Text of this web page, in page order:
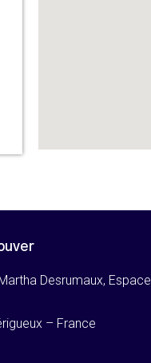
Desrumaux, Espace
– France